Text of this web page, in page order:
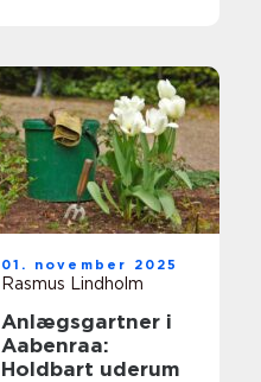
01. november 2025
Rasmus Lindholm
Anlægsgartner i
Aabenraa:
Holdbart uderum